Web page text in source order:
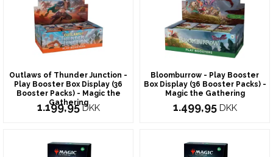
Outlaws of Thunder Junction -
Play Booster Box Display (36
Booster Packs) - Magic the
Gathering
1.199,95DKK
Bloomburrow - Play Booster
Box Display (36 Booster Packs) -
Magic the Gathering
1.499,95 DKK